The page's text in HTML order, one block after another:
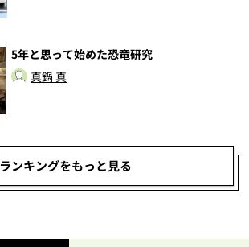
5年と思って始めた恐竜研究
真鍋 真
ランキングをもっと見る